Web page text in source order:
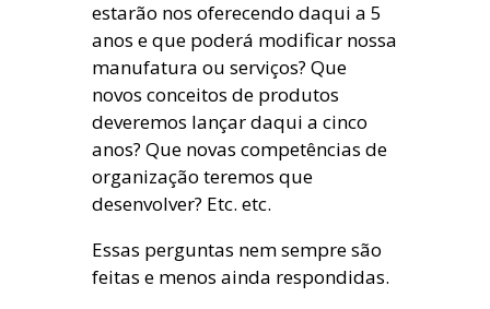
estarão nos oferecendo daqui a 5
anos e que poderá modificar nossa
manufatura ou serviços? Que
novos conceitos de produtos
deveremos lançar daqui a cinco
anos? Que novas competências de
organização teremos que
desenvolver? Etc. etc.
Essas perguntas nem sempre são
feitas e menos ainda respondidas.